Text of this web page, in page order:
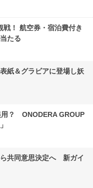
！ 航空券・宿泊費付き
たる
紙＆グラビアに登場し妖
用？ ONODERA GROUP
共同意思決定へ 新ガイ